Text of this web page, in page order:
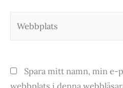
Spara mitt namn, min e-
webbplats i denna